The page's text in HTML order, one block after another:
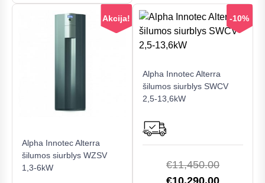
Akcija!
Alpha Innotec Alterra
šilumos siurblys WZSV
1,3-6kW
product
has
-10%
Alpha Innotec Alterra
šilumos siurblys SWCV
2,5-13,6kW
€11,450.00Original
price
€10,290.00Current